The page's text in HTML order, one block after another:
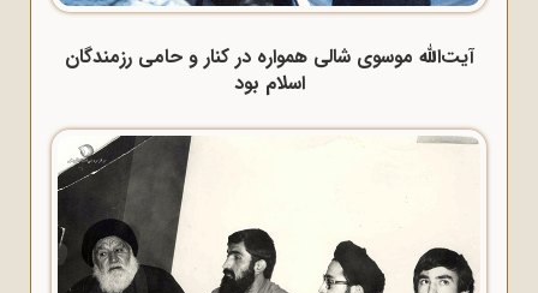
آیت‌الله موسوی شالی همواره در کنار و حامی رزمندگان
اسلام بود